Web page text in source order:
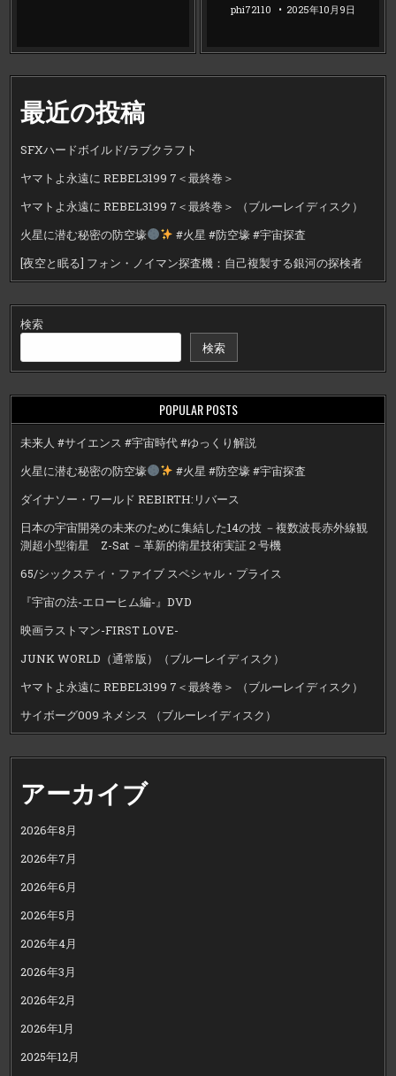
phi72110 2025年10月9日
最近の投稿
SFXハードボイルド/ラブクラフト
ヤマトよ永遠に REBEL3199 7＜最終巻＞
ヤマトよ永遠に REBEL3199 7＜最終巻＞ （ブルーレイディスク）
火星に潜む秘密の防空壕
#火星 #防空壕 #宇宙探査
[夜空と眠る] フォン・ノイマン探査機：自己複製する銀河の探検者
検索
検索
POPULAR POSTS
未来人 #サイエンス #宇宙時代 #ゆっくり解説
火星に潜む秘密の防空壕
#火星 #防空壕 #宇宙探査
ダイナソー・ワールド REBIRTH:リバース
日本の宇宙開発の未来のために集結した14の技 －複数波長赤外線観
測超小型衛星 Z-Sat －革新的衛星技術実証２号機
65/シックスティ・ファイブ スペシャル・プライス
『宇宙の法-エローヒム編-』DVD
映画ラストマン-FIRST LOVE-
JUNK WORLD（通常版）（ブルーレイディスク）
ヤマトよ永遠に REBEL3199 7＜最終巻＞ （ブルーレイディスク）
サイボーグ009 ネメシス （ブルーレイディスク）
アーカイブ
2026年8月
2026年7月
2026年6月
2026年5月
2026年4月
2026年3月
2026年2月
2026年1月
2025年12月